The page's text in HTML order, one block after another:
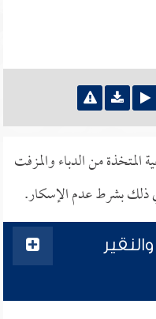
المتخذة من الدباء والمزفت
ذلك بشرط عدم الإسكار.